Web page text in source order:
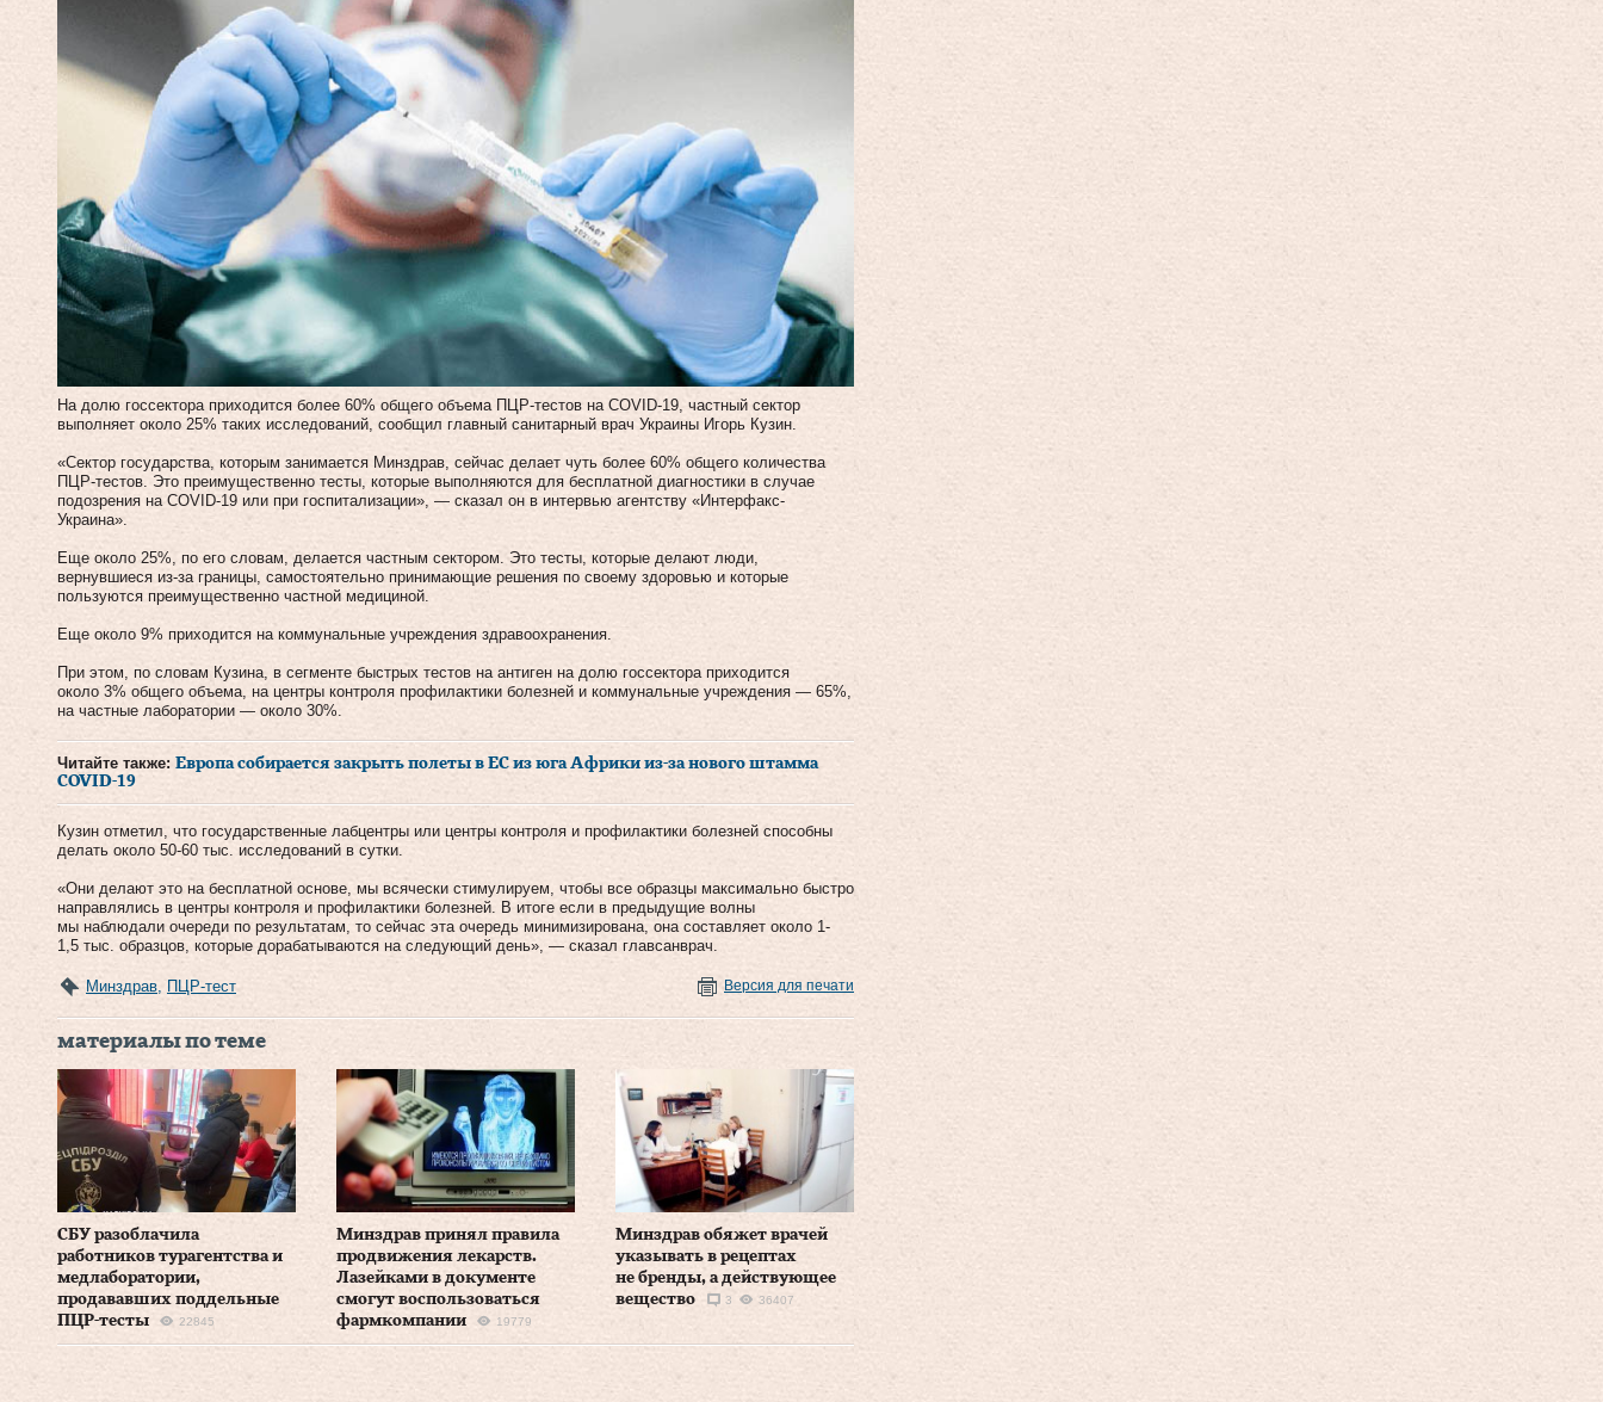
На долю госсектора приходится более 60% общего объема ПЦР-тестов на COVID-19, частный сектор
выполняет около 25% таких исследований, сообщил главный санитарный врач Украины Игорь Кузин.
«Сектор государства, которым занимается Минздрав, сейчас делает чуть более 60% общего количества
ПЦР-тестов. Это преимущественно тесты, которые выполняются для бесплатной диагностики в случае
подозрения на COVID-19 или при госпитализации», — сказал он в интервью агентству «Интерфакс-
Украина».
Еще около 25%, по его словам, делается частным сектором. Это тесты, которые делают люди,
вернувшиеся из-за границы, самостоятельно принимающие решения по своему здоровью и которые
пользуются преимущественно частной медициной.
Еще около 9% приходится на коммунальные учреждения здравоохранения.
При этом, по словам Кузина, в сегменте быстрых тестов на антиген на долю госсектора приходится
около 3% общего объема, на центры контроля профилактики болезней и коммунальные учреждения — 65%,
на частные лаборатории — около 30%.
Читайте также: Европа собирается закрыть полеты в ЕС из юга Африки из-за нового штамма
COVID-19
Кузин отметил, что государственные лабцентры или центры контроля и профилактики болезней способны
делать около 50-60 тыс. исследований в сутки.
«Они делают это на бесплатной основе, мы всячески стимулируем, чтобы все образцы максимально быстро
направлялись в центры контроля и профилактики болезней. В итоге если в предыдущие волны
мы наблюдали очереди по результатам, то сейчас эта очередь минимизирована, она составляет около 1-
1,5 тыс. образцов, которые дорабатываются на следующий день», — сказал главсанврач.
Минздрав ПЦР-тест Версия для печати
материалы по теме
СБУ разоблачила
работников турагентства и
медлаборатории,
продававших поддельные
ПЦР-тесты
22845
Минздрав принял правила
продвижения лекарств.
Лазейками в документе
смогут воспользоваться
фармкомпании
19779
Минздрав обяжет врачей
указывать в рецептах
не бренды, а действующее
вещество
3 36407